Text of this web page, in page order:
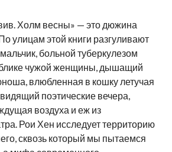
Холм весны» — это дюжина
улицам этой книги разгуливают
больной туберкулезом
чужой женщины, дышащий
влюбленная в кошку летучая
поэтические вечера,
воздуха и еж из
Рои Хен исследует территорию
сквозь который мы пытаемся